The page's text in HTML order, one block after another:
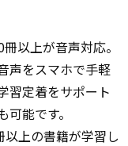
以上が音声対応。
声をスマホで手軽
習定着をサポート
能です。
上の書籍が学習し